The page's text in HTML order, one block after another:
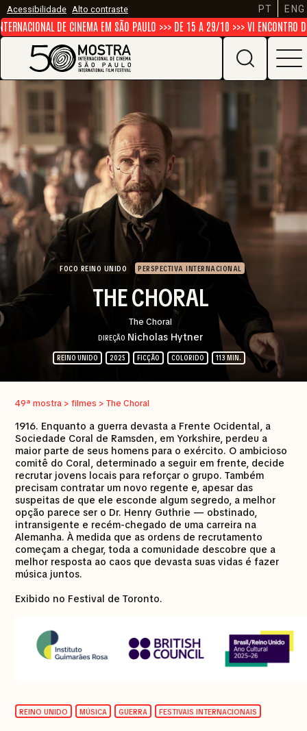
Acessibilidade Alto contraste PT ENG
DE CINEMA EM SÃO PAULO >>> DE 15 A 29/10 >>> VI ENCONTRO
FOCO REINO UNIDO PERSPECTIVA INTERNACIONAL
THE CHORAL
The Choral
DIREÇÃO Nicholas Hytner
REINO UNIDO 2025 FICÇÃO COLORIDO 113 MIN.
49ª mostra > filmes > The Choral
1916. Enquanto a guerra devasta a Frente Ocidental, a
Sociedade Coral de Ramsden, em Yorkshire, perdeu a
maior parte de seus homens para o exército. O ambicioso
comitê do Coral, determinado a seguir em frente, decide
recrutar jovens locais para reforçar o grupo. Também
precisam contratar um novo regente e, apesar das
suspeitas de que ele esconde algum segredo, a melhor
opção parece ser o Dr. Henry Guthrie — obstinado,
intransigente e recém-chegado de uma carreira na
Alemanha. À medida que as ordens de recrutamento
começam a chegar, toda a comunidade descobre que a
melhor resposta ao caos que devasta suas vidas é fazer
música juntos.
Exibido no Festival de Toronto.
REINO UNIDO MÚSICA GUERRA FESTIVAIS INTERNACIONAIS